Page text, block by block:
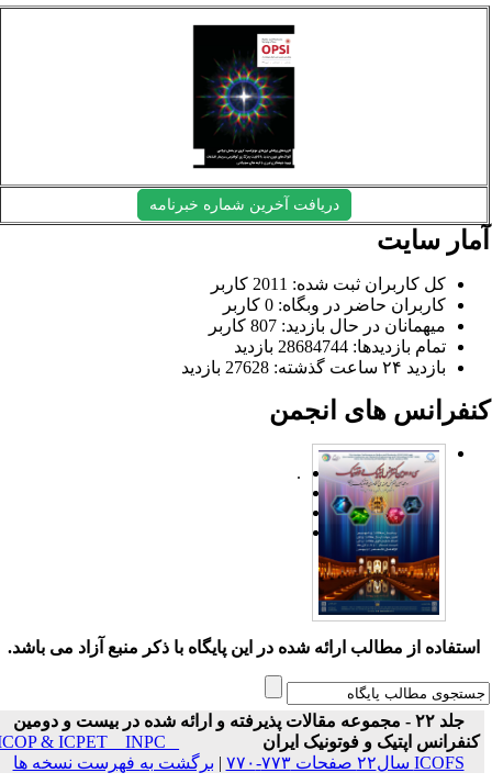
دریافت آخرین شماره خبرنامه
سایت
کل کاربران ثبت شده: 2011 کاربر
کاربران حاضر در وبگاه: 0 کاربر
میهمانان در حال بازدید: 807 کاربر
تمام بازدید‌ها: 28684744 بازدید
بازدید ۲۴ ساعت گذشته: 27628 بازدید
های انجمن
.
استفاده از مطالب ارائه شده در این پایگاه با ذکر منبع آزاد می باشد.
جلد ۲۲ - مجموعه مقالات پذیرفته و ارائه شده در بیست و دومین
کنفرانس اپتیک و فوتونیک ایران
ICOP & ICPET _ INPC _
ICOFS سال۲۲ صفحات ۷۷۳-۷۷۰
|برگشت به فهرست نسخه ها